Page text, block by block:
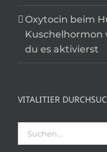
Oxytocin beim
Kuschelhormon
du es aktivierst
VITALITIER
Suche
nach: